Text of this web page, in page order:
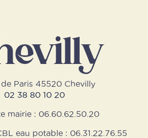
Paris 45520 Chevilly
02 38 80 10 20
mairie : 06.60.62.50.20
eau potable : 06.31.22.76.55